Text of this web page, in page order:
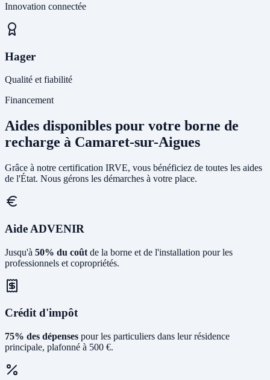
Innovation connectée
Hager
Qualité et fiabilité
Financement
Aides disponibles pour votre borne de
recharge à Camaret-sur-Aigues
Grâce à notre certification IRVE, vous bénéficiez de toutes les aides
de l'État. Nous gérons les démarches à votre place.
Aide ADVENIR
Jusqu'à 50% du coût de la borne et de l'installation pour les
professionnels et copropriétés.
Crédit d'impôt
75% des dépenses pour les particuliers dans leur résidence
principale, plafonné à 500 €.